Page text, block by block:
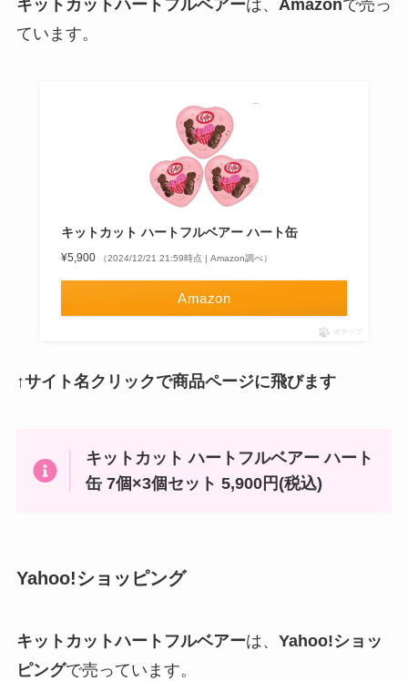
キットカットハートフルベアーは、 Amazonで売っ
ています。
キットカット ハートフルベアー ハート缶
¥5,900 （2024/12/21 21:59時点 | Amazon調べ）
Amazon
ポチップ
↑サイト名クリックで商品ページに飛びます
キットカット ハートフルベアー ハート
缶 7個×3個セット 5,900円(税込)
Yahoo!ショッピング
キットカットハートフルベアーは、 Yahoo!ショッ
ピングで売っています。